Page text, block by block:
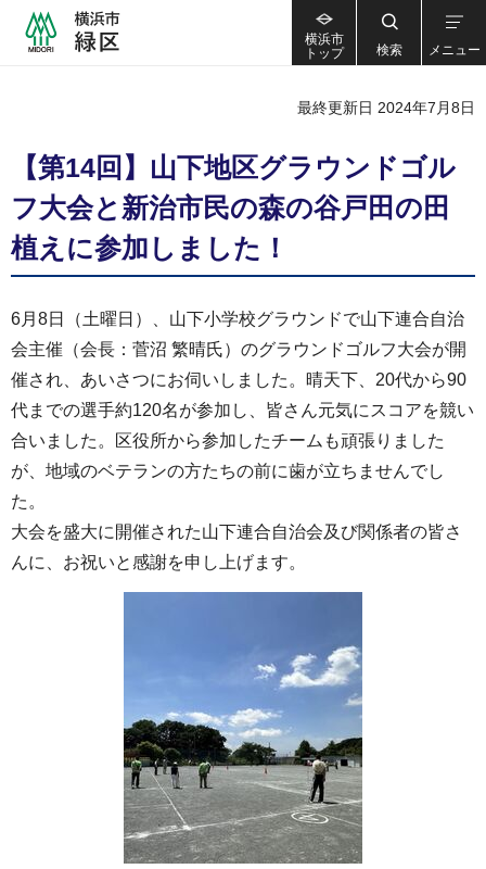
横浜市
トップ
検索 メニュー
最終更新日 2024年7月8日
【第14回】山下地区グラウンドゴル
フ大会と新治市民の森の谷戸田の田
植えに参加しました！
6月8日（土曜日）、山下小学校グラウンドで山下連合自治
会主催（会長：菅沼 繁晴氏）のグラウンドゴルフ大会が開
催され、あいさつにお伺いしました。晴天下、20代から90
代までの選手約120名が参加し、皆さん元気にスコアを競い
合いました。区役所から参加したチームも頑張りました
が、地域のベテランの方たちの前に歯が立ちませんでし
た。
大会を盛大に開催された山下連合自治会及び関係者の皆さ
んに、お祝いと感謝を申し上げます。